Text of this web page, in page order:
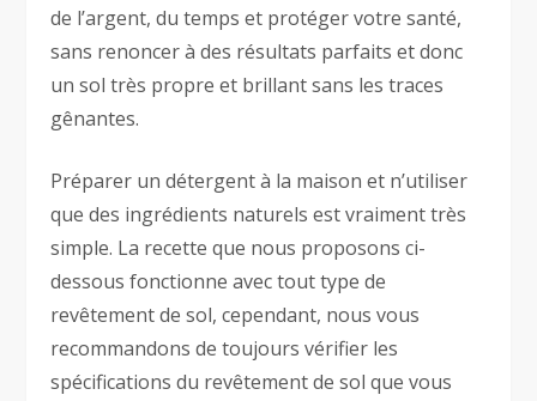
de l’argent, du temps et protéger votre santé,
sans renoncer à des résultats parfaits et donc
un sol très propre et brillant sans les traces
gênantes.
Préparer un détergent à la maison et n’utiliser
que des ingrédients naturels est vraiment très
simple. La recette que nous proposons ci-
dessous fonctionne avec tout type de
revêtement de sol, cependant, nous vous
recommandons de toujours vérifier les
spécifications du revêtement de sol que vous